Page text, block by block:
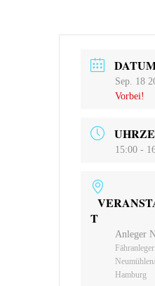
Sep. 18
Vorbei!
15:00 -
T
Anleger
Fähranleger
Hamburg